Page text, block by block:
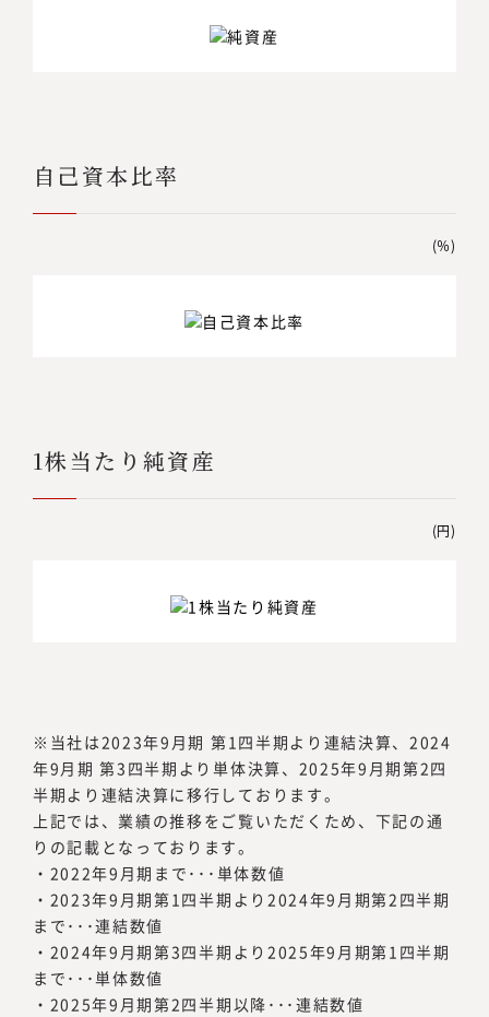
自己資本比率
(％)
1株当たり純資産
(円)
当社は2023年9月期 第1四半期より連結決算、2024
年9月期 第3四半期より単体決算、2025年9月期第2四
半期より連結決算に移行しております。
上記では、業績の推移をご覧いただくため、下記の通
りの記載となっております。
・2022年9月期まで･･･単体数値
・2023年9月期第1四半期より2024年9月期第2四半期
まで･･･連結数値
・2024年9月期第3四半期より2025年9月期第1四半期
まで･･･単体数値
・2025年9月期第2四半期以降･･･連結数値